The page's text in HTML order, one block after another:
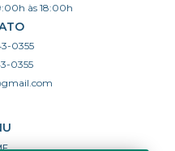
às 18:00h
0355
0355